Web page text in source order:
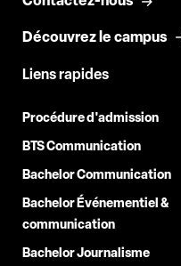
Découvrez le campus
Liens rapides
Procédure d'admission
BTS Communication
Bachelor Communication
Bachelor Événementiel &
communication
Bachelor Journalisme